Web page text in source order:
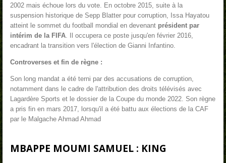
2002 mais échoue lors du vote. En octobre 2015, suite à la
suspension historique de Sepp Blatter pour corruption, Issa Hayatou
atteint le sommet du football mondial en devenant président par
intérim de la FIFA. Il occupera ce poste jusqu'en février 2016,
encadrant la transition vers l'élection de Gianni Infantino.
Controverses et fin de règne :
Son long mandat a été terni par des accusations de corruption,
notamment dans le cadre de l'attribution des droits télévisés avec
Lagardère Sports et le dossier de la Coupe du monde 2022. Son règne
a pris fin en mars 2017, lorsqu'il a été battu aux élections de la CAF
par le Malgache Ahmad Ahmad
MBAPPE MOUMI SAMUEL : KING